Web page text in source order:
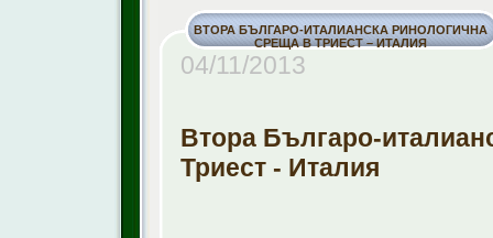
ВТОРА БЪЛГАРО-ИТАЛИАНСКА РИНОЛОГИЧНА
СРЕЩА В ТРИЕСТ – ИТАЛИЯ
04/11/2013
Втора Българо-
Триест - Италия